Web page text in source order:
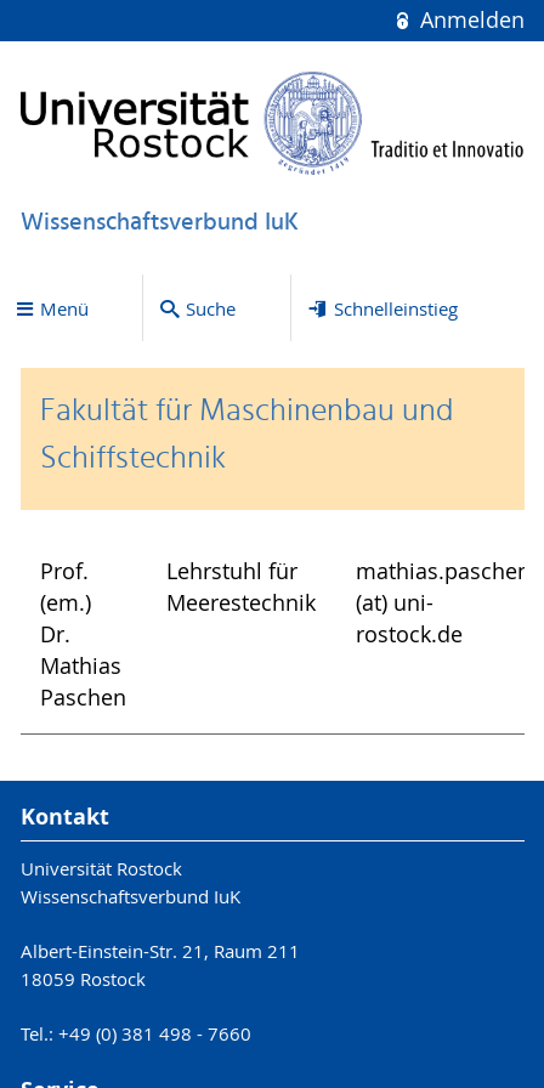
Anmelden
Wissenschaftsverbund IuK
Menü Suche Schnelleinstieg
Fakultät für Maschinenbau und
Schiffstechnik
Prof.
(em.)
Dr.
Mathias
Paschen
Lehrstuhl für
Meerestechnik
mathias.paschen
(at) uni-
rostock.de
Kontakt
Universität Rostock
Wissenschaftsverbund IuK
Albert-Einstein-Str. 21, Raum 211
18059 Rostock
Tel.: +49 (0) 381 498 - 7660